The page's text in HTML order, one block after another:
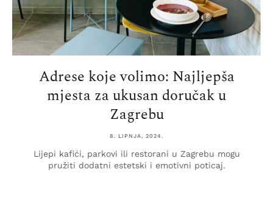
Adrese koje volimo: Najljepša
mjesta za ukusan doručak u
Zagrebu
8. LIPNJA, 2024.
Lijepi kafići, parkovi ili restorani u Zagrebu mogu
pružiti dodatni estetski i emotivni poticaj.